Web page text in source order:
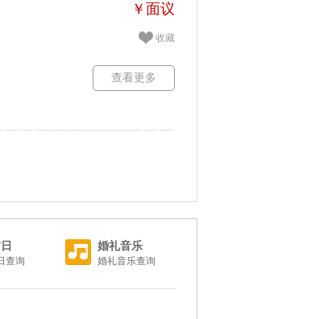
￥面议
收藏
查看更多
查询
婚礼音乐
婚礼音乐查询